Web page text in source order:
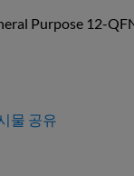
Purpose 12-
물 공유